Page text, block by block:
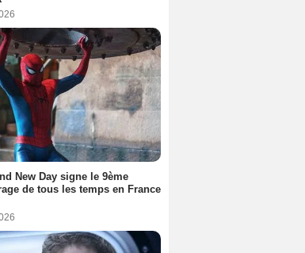
New Day signe le 9ème
de tous les temps en France